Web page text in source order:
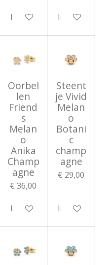
In winkelwagenIn
Oorbel
len
Friend
s
Melan
o
Anika
Champ
agne
€ 36,00
In winkelwagen
Steent
je Vivid
Melan
o
Botani
c
champ
agne
€ 29,00
In